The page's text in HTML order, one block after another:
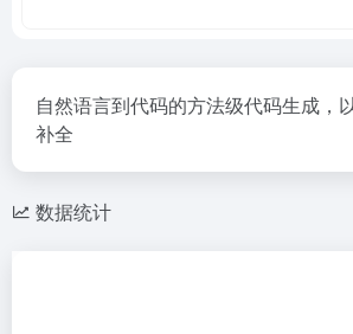
自然语言到代码的方法级代码生成，
补全
数据统计